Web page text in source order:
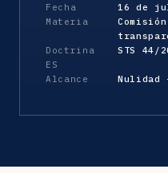
Fecha
16 de
Materia
Doctrina
ES
STS 44/
Alcance Nulidad